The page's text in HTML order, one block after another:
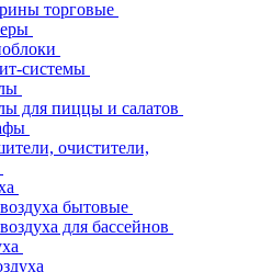
торговые
системы
для пиццы и салатов
очистители,
бытовые
для бассейнов